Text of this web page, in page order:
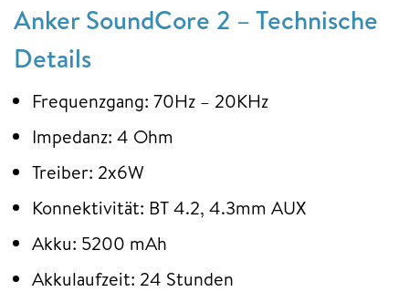
Anker SoundCore 2 – Technische
Details
Frequenzgang: 70Hz – 20KHz
Impedanz: 4 Ohm
Treiber: 2x6W
Konnektivität: BT 4.2, 4.3mm AUX
Akku: 5200 mAh
Akkulaufzeit: 24 Stunden